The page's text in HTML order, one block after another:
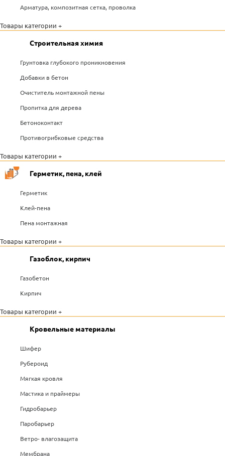
Арматура, композитная сетка, проволка
Товары категории +
Строительная химия
Грунтовка глубокого проникновения
Добавки в бетон
Очиститель монтажной пены
Пропитка для дерева
Бетоноконтакт
Противогрибковые средства
Товары категории +
Герметик, пена, клей
Герметик
Клей-пена
Пена монтажная
Товары категории +
Газоблок, кирпич
Газобетон
Кирпич
Товары категории +
Кровельные материалы
Шифер
Рубероид
Мягкая кровля
Мастика и праймеры
Гидробарьер
Паробарьер
Ветро- влагозащита
Мембрана